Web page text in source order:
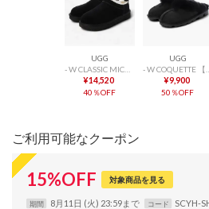
UGG
- W CLASSIC MICRO 【1173891-BLK】 （BLK）
¥14,520
40％OFF
UGG
¥9,900
50％OFF
ご利用可能なクーポン
15%OFF 対象商品を見る
期間 8月11日 (火) 23:59まで コード SCYH-